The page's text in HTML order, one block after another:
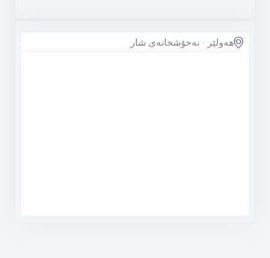
هەولێر - نەخۆشخانەی شار